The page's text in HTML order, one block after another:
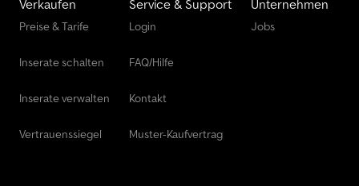
Verkaufen
Preise & Tarife
Inserate schalten
Inserate verwalten
Vertrauenssiegel
Service & Support
Login
FAQ/Hilfe
Kontakt
Muster-Kaufvertrag
Unternehmen
Jobs